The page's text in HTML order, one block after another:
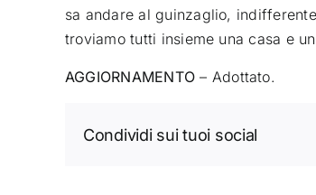
sa andare al guinzaglio,
troviamo tutti insieme una casa e
AGGIORNAMENTO – Adottato.
Condividi sui tuoi social